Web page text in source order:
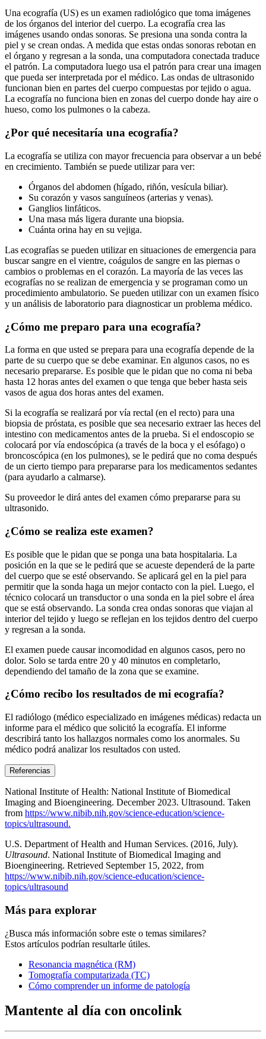
Una ecografía (US) es un examen radiológico que toma imágenes
de los órganos del interior del cuerpo. La ecografía crea las
imágenes usando ondas sonoras. Se presiona una sonda contra la
piel y se crean ondas. A medida que estas ondas sonoras rebotan en
el órgano y regresan a la sonda, una computadora conectada traduce
el patrón. La computadora luego usa el patrón para crear una imagen
que pueda ser interpretada por el médico. Las ondas de ultrasonido
funcionan bien en partes del cuerpo compuestas por tejido o agua.
La ecografía no funciona bien en zonas del cuerpo donde hay aire o
hueso, como los pulmones o la cabeza.
¿Por qué necesitaría una ecografía?
La ecografía se utiliza con mayor frecuencia para observar a un bebé
en crecimiento. También se puede utilizar para ver:
Órganos del abdomen (hígado, riñón, vesícula biliar).
Su corazón y vasos sanguíneos (arterias y venas).
Ganglios linfáticos.
Una masa más ligera durante una biopsia.
Cuánta orina hay en su vejiga.
Las ecografías se pueden utilizar en situaciones de emergencia para
buscar sangre en el vientre, coágulos de sangre en las piernas o
cambios o problemas en el corazón. La mayoría de las veces las
ecografías no se realizan de emergencia y se programan como un
procedimiento ambulatorio. Se pueden utilizar con un examen físico
y un análisis de laboratorio para diagnosticar un problema médico.
¿Cómo me preparo para una ecografía?
La forma en que usted se prepara para una ecografía depende de la
parte de su cuerpo que se debe examinar. En algunos casos, no es
necesario prepararse. Es posible que le pidan que no coma ni beba
hasta 12 horas antes del examen o que tenga que beber hasta seis
vasos de agua dos horas antes del examen.
Si la ecografía se realizará por vía rectal (en el recto) para una
biopsia de próstata, es posible que sea necesario extraer las heces del
intestino con medicamentos antes de la prueba. Si el endoscopio se
colocará por vía endoscópica (a través de la boca y el esófago) o
broncoscópica (en los pulmones), se le pedirá que no coma después
de un cierto tiempo para prepararse para los medicamentos sedantes
(para ayudarlo a calmarse).
Su proveedor le dirá antes del examen cómo prepararse para su
ultrasonido.
¿Cómo se realiza este examen?
Es posible que le pidan que se ponga una bata hospitalaria. La
posición en la que se le pedirá que se acueste dependerá de la parte
del cuerpo que se esté observando. Se aplicará gel en la piel para
permitir que la sonda haga un mejor contacto con la piel. Luego, el
técnico colocará un transductor o una sonda en la piel sobre el área
que se está observando. La sonda crea ondas sonoras que viajan al
interior del tejido y luego se reflejan en los tejidos dentro del cuerpo
y regresan a la sonda.
El examen puede causar incomodidad en algunos casos, pero no
dolor. Solo se tarda entre 20 y 40 minutos en completarlo,
dependiendo del tamaño de la zona que se examine.
¿Cómo recibo los resultados de mi ecografía?
El radiólogo (médico especializado en imágenes médicas) redacta un
informe para el médico que solicitó la ecografía. El informe
describirá tanto los hallazgos normales como los anormales. Su
médico podrá analizar los resultados con usted.
Referencias
National Institute of Health: National Institute of Biomedical
Imaging and Bioengineering. December 2023. Ultrasound. Taken
from https://www.nibib.nih.gov/science-education/science-
topics/ultrasound.
U.S. Department of Health and Human Services. (2016, July).
Ultrasound. National Institute of Biomedical Imaging and
Bioengineering. Retrieved September 15, 2022, from
https://www.nibib.nih.gov/science-education/science-
topics/ultrasound
Más para explorar
¿Busca más información sobre este o temas similares?
Estos artículos podrían resultarle útiles.
Resonancia magnética (RM)
Tomografía computarizada (TC)
Cómo comprender un informe de patología
Mantente al día con oncolink